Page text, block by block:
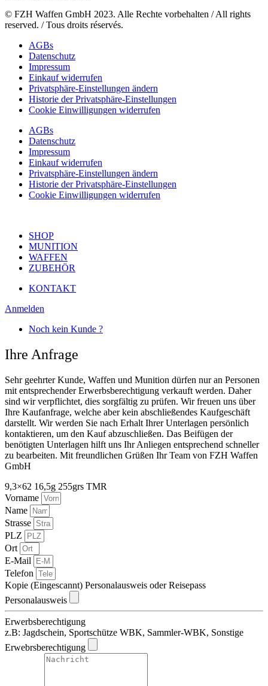
© FZH Waffen GmbH 2023. Alle Rechte vorbehalten / All rights
reserved. / Tous droits réservés.
AGBs
Datenschutz
Impressum
Einkauf widerrufen
Privatsphäre-Einstellungen ändern
Historie der Privatsphäre-Einstellungen
Cookie Einwilligungen widerrufen
AGBs
Datenschutz
Impressum
Einkauf widerrufen
Privatsphäre-Einstellungen ändern
Historie der Privatsphäre-Einstellungen
Cookie Einwilligungen widerrufen
SHOP
MUNITION
WAFFEN
ZUBEHÖR
KONTAKT
Anmelden
Noch kein Kunde ?
Ihre Anfrage
Sehr geehrter Kunde, Waffen und Munition dürfen nur an Personen
mit entsprechender Erwerbsberechtigung verkauft werden. Daher
sind wir verpflichtet, dies sorgfältig zu prüfen. Wir freuen uns über
Ihre Kaufanfrage, welche aber kein abschließendes Kaufgeschäft
darstellt. Wir werden Sie nach Erhalt Ihrer Unterlagen persönlich
kontaktieren, um den Kauf abzuschließen. Das Beifügen der
benötigten Unterlagen hilft uns Ihr Anliegen entsprechend schneller
zu bearbeiten. Mit freundlichen Grüßen Ihr Team von FZH Waffen
GmbH
9,3×62 16,5g 255grs TMR
Vorname
Name
Strasse
PLZ
Ort
E-Mail
Telefon
Kopie (Eingescannt) Personalausweis oder Reisepass
Personalausweis
Erwerbsberechtigung
z.B: Jagdschein, Sportschütze WBK, Sammler-WBK, Sonstige
Erwebrsberechtigung